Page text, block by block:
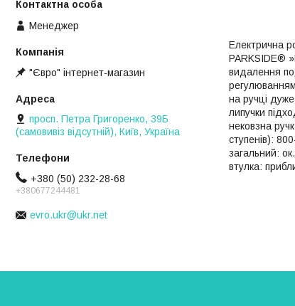
Електрична
PARKSIDE®
видалення
на ручці
липучки
нековзна
ступенів):
загальний:
втулка:
Менеджер
"Євро" інтернет-магазин
просп. Петра Григоренко, 39Б
(самовивіз відсутній), Київ, Україна
+380 (50) 232-28-68
+380677244481
evro.ukr@ukr.net